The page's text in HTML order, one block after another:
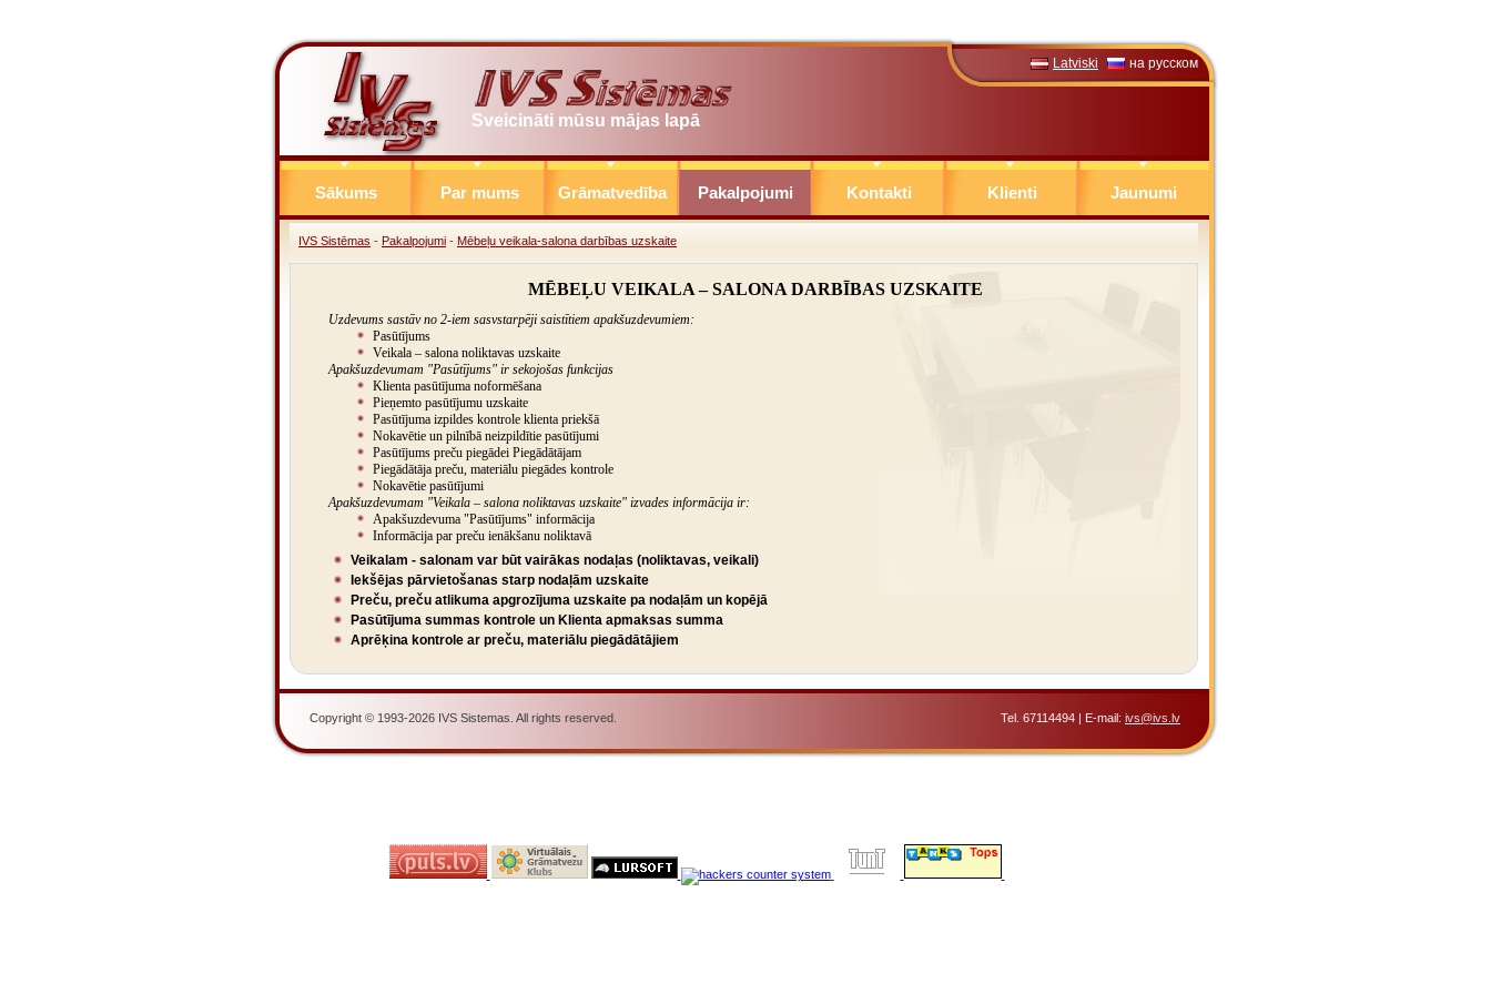
Sveicināti mūsu mājas lapā
Latviski на русском
Sākums Par mums Grāmatvedība Pakalpojumi Kontakti Klienti Jaunumi
IVS Sistēmas - Pakalpojumi - Mēbeļu veikala-salona darbības uzskaite
MĒBEĻU VEIKALA – SALONA DARBĪBAS UZSKAITE
Uzdevums sastāv no 2-iem sasvstarpēji saistītiem apakšuzdevumiem:
Pasūtījums
Veikala – salona noliktavas uzskaite
Apakšuzdevumam "Pasūtījums" ir sekojošas funkcijas
Klienta pasūtījuma noformēšana
Pieņemto pasūtījumu uzskaite
Pasūtījuma izpildes kontrole klienta priekšā
Nokavētie un pilnībā neizpildītie pasūtījumi
Pasūtījums preču piegādei Piegādātājam
Piegādātāja preču, materiālu piegādes kontrole
Nokavētie pasūtījumi
Apakšuzdevumam "Veikala – salona noliktavas uzskaite" izvades informācija ir:
Apakšuzdevuma "Pasūtījums" informācija
Informācija par preču ienākšanu noliktavā
Veikalam - salonam var būt vairākas nodaļas (noliktavas, veikali)
Iekšējas pārvietošanas starp nodaļām uzskaite
Preču, preču atlikuma apgrozījuma uzskaite pa nodaļām un kopējā
Pasūtījuma summas kontrole un Klienta apmaksas summa
Aprēķina kontrole ar preču, materiālu piegādātājiem
Copyright © 1993-2026 IVS Sistemas. All rights reserved. Tel. 67114494 | E-mail: ivs@ivs.lv